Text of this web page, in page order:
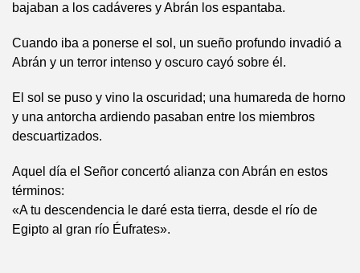
bajaban a los cadáveres y Abrán los espantaba.
Cuando iba a ponerse el sol, un sueño profundo invadió a
Abrán y un terror intenso y oscuro cayó sobre él.
El sol se puso y vino la oscuridad; una humareda de horno
y una antorcha ardiendo pasaban entre los miembros
descuartizados.
Aquel día el Señor concertó alianza con Abrán en estos
términos:
«A tu descendencia le daré esta tierra, desde el río de
Egipto al gran río Éufrates».